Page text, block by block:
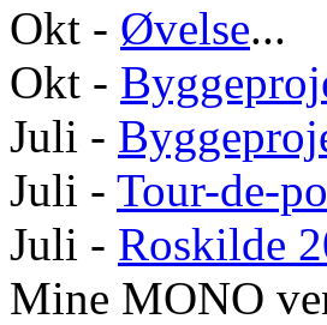
Okt - Øvelse...
Okt -
Juli -
Juli - Tour-de-
Juli - Roskilde
Mine MONO